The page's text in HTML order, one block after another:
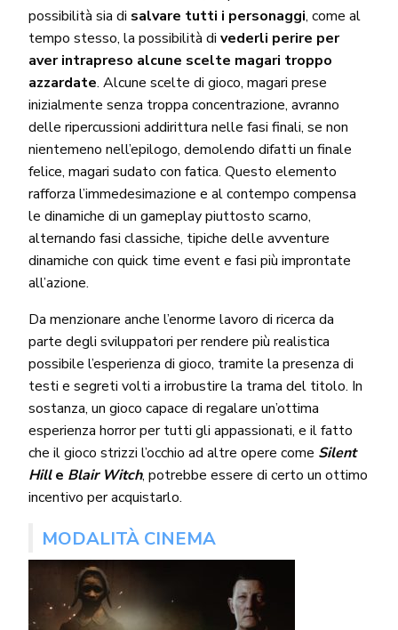
possibilità sia di salvare tutti i personaggi, come al
tempo stesso, la possibilità divederli perire per
aver intrapreso alcune scelte magari troppo
azzardate. Alcune scelte di gioco, magari prese
inizialmente senza troppa concentrazione, avranno
delle ripercussioni addirittura nelle fasi finali, se non
nientemeno nell’epilogo, demolendo difatti un finale
felice, magari sudato con fatica. Questo elemento
rafforza l’immedesimazione e al contempo compensa
le dinamiche di un gameplay piuttosto scarno,
alternando fasi classiche, tipiche delle avventure
dinamiche con quick time event e fasi più improntate
all’azione.
Da menzionare anche l’enorme lavoro di ricerca da
parte degli sviluppatori per rendere più realistica
possibile l’esperienza di gioco, tramite la presenza di
testi e segreti volti a irrobustire la trama del titolo. In
sostanza, un gioco capace di regalare un’ottima
esperienza horror per tutti gli appassionati, e il fatto
che il gioco strizzi l’occhio ad altre opere come Silent
Hille Blair Witch, potrebbe essere di certo un ottimo
incentivo per acquistarlo.
MODALITÀ CINEMA